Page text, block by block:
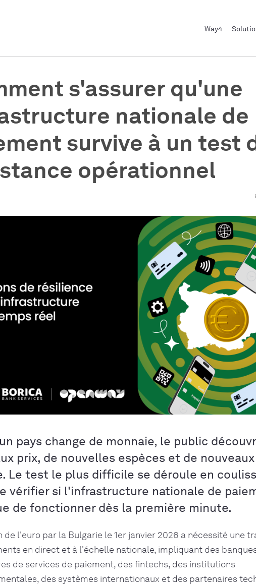
Way4
s'assurer qu'une
nationale de
survive à un test
opérationnel
pays change de monnaie, le public
prix, de nouvelles espèces et de
Le test le plus difficile se déroule en
vérifier si l'infrastructure nationale de
de fonctionner dès la première minute.
de l'euro par la Bulgarie le 1er janvier 2026 a nécessité une
en direct et à l'échelle nationale, impliquant des
de services de paiement, des fintechs, des institutions
des systèmes internationaux et des partenaires